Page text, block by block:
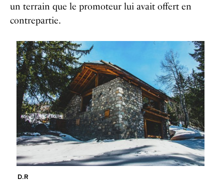
un terrain que le promoteur lui avait offert en
contrepartie.
D.R